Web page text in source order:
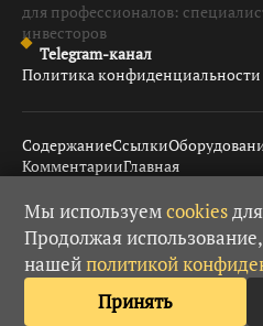
для профессионалов:
инвесторов
Telegram-канал
Политика конфиденциальности
СодержаниеСсылки
КомментарииГлавная
© 2008–2026 Золотодобыча · 18+
материалов гиперссылка
Мы используемcookies
Продолжая
нашейполитикой
Принять